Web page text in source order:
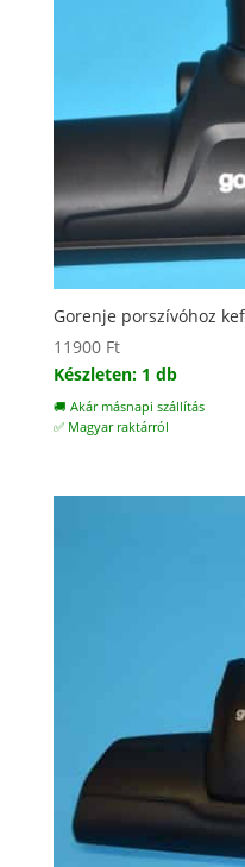
Gorenje porszívóhoz
11900 Ft
Készleten: 1 db
🚚 Akár másnapi szállítás
✅ Magyar raktárról